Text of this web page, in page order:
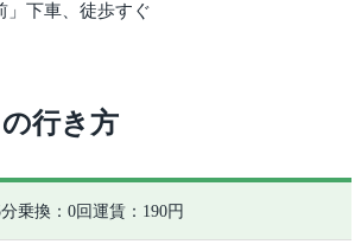
」下車、徒歩すぐ
行き方
乗換：0回 運賃：190円